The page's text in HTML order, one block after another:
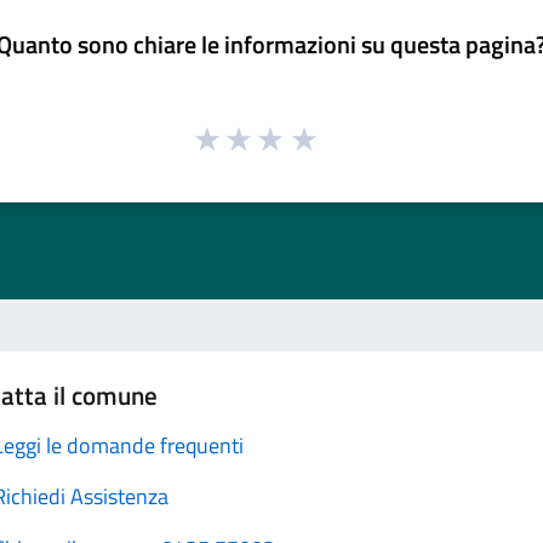
sono chiare le informazioni su questa
il comune
le domande frequenti
Assistenza